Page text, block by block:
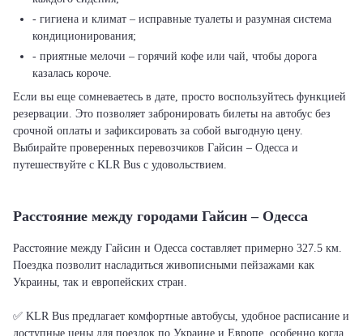
- гигиена и климат – исправные туалеты и разумная система
кондиционирования;
- приятные мелочи – горячий кофе или чай, чтобы дорога
казалась короче.
Если вы еще сомневаетесь в дате, просто воспользуйтесь функцией
резервации. Это позволяет забронировать билеты на автобус без
срочной оплаты и зафиксировать за собой выгодную цену.
Выбирайте проверенных перевозчиков Гайсин – Одесса и
путешествуйте с KLR Bus с удовольствием.
Расстояние между городами Гайсин – Одесса
Расстояние между Гайсин и Одесса составляет примерно 327.5 км.
Поездка позволит насладиться живописными пейзажами как
Украины, так и европейских стран.
✅ KLR Bus предлагает комфортные автобусы, удобное расписание и
доступные цены для поездок по Украине и Европе, особенно когда